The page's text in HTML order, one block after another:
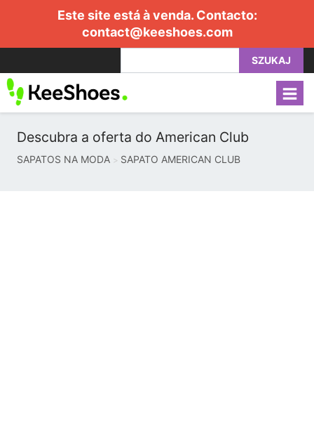
Este site está à venda. Contacto:
contact@keeshoes.com
SZUKAJ
Descubra a oferta do American Club
SAPATOS NA MODA SAPATO AMERICAN CLUB